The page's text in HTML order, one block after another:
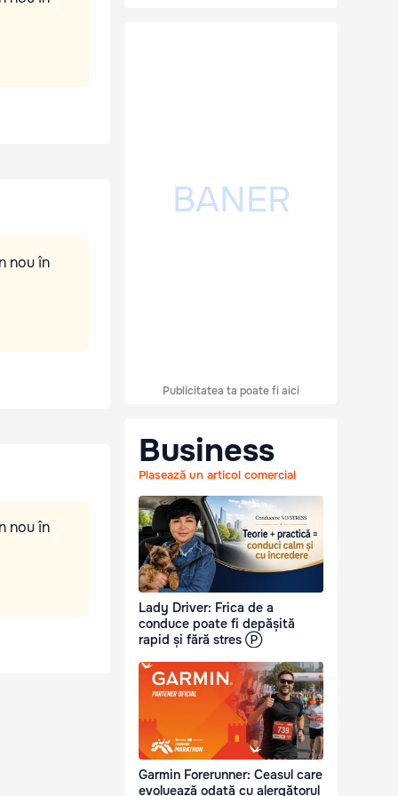
nou în
nou în
Publicitatea ta poate fi aici
Business
Plasează un articol comercial
Lady Driver: Frica de a
conduce poate fi depășită
rapid și fără stres Ⓟ
Garmin Forerunner: Ceasul care
evoluează odată cu alergătorul